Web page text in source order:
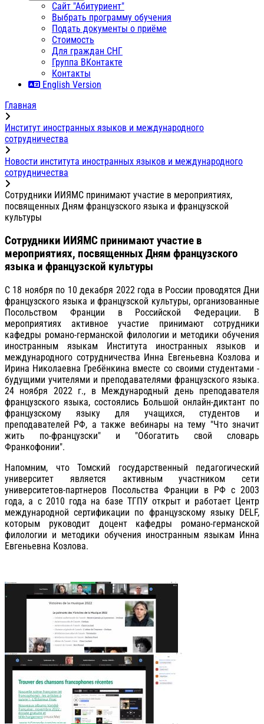
Сайт "Абитуриент"
Выбрать программу обучения
Подать документы о приёме
Стоимость
Для граждан СНГ
Группа ВКонтакте
Контакты
English Version
Главная
Институт иностранных языков и международного
сотрудничества
Новости института иностранных языков и международного
сотрудничества
Сотрудники ИИЯМС принимают участие в мероприятиях,
посвященных Дням французского языка и французской
культуры
Сотрудники ИИЯМС принимают участие в
мероприятиях, посвященных Дням французского
языка и французской культуры
C 18 ноября по 10 декабря 2022 года в России проводятся Дни
французского языка и французской культуры, организованные
Посольством Франции в Российской Федерации. В
мероприятиях активное участие принимают сотрудники
кафедры романо-германской филологии и методики обучения
иностранным языкам Института иностранных языков и
международного сотрудничества Инна Евгеньевна Козлова и
Ирина Николаевна Гребёнкина вместе со своими студентами -
будущими учителями и преподавателями французского языка.
24 ноября 2022 г., в Международный день преподавателя
французского языка, состоялись Большой онлайн-диктант по
французскому языку для учащихся, студентов и
преподавателей РФ, а также вебинары на тему "Что значит
жить по-французски" и "Обогатить свой словарь
Франкофонии".
Напомним, что Томский государственный педагогический
университет является активным участником сети
университетов-партнеров Посольства Франции в РФ с 2003
года, а с 2010 года на базе ТГПУ открыт и работает Центр
международной сертификации по французскому языку DELF,
которым руководит доцент кафедры романо-германской
филологии и методики обучения иностранным языкам Инна
Евгеньевна Козлова.